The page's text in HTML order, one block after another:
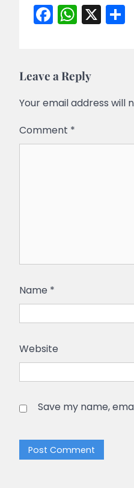
Facebook
X
Leave a Reply
Your email address will
Comment *
Name *
Website
Save my name,